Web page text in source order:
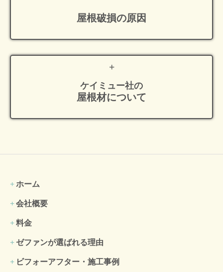
屋根破損の原因
ケイミュー社の
屋根材について
ホーム
会社概要
料金
ゼファンが選ばれる理由
ビフォーアフター・施工事例